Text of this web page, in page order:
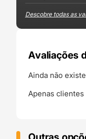
Descobre todas as
Avaliações
Ainda não
Apenas